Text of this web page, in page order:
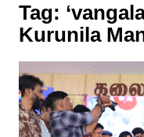
Tag:
Kurunila